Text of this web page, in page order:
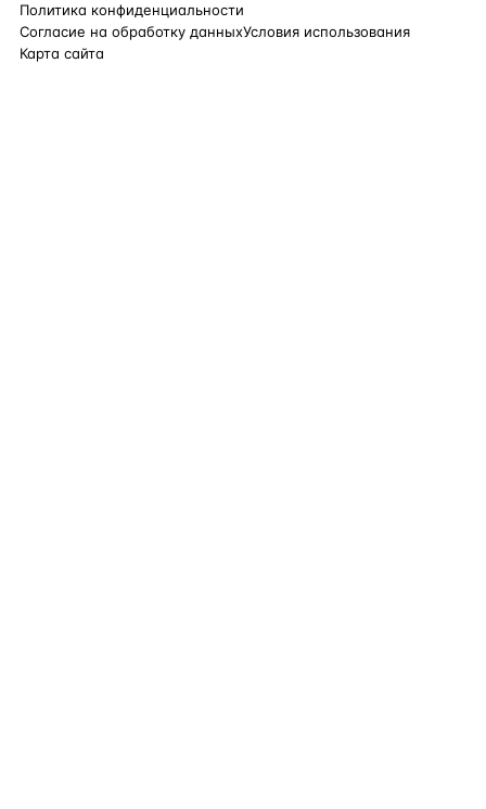
Политика конфиденциальности
Согласие на обработку данныхУсловия использования
Карта сайта